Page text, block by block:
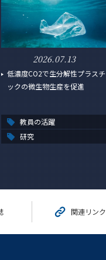
2026.07.13
低濃度CO2で生分解性プラスチ
ックの微生物生産を促進
教員の活躍
研究
関連リンク